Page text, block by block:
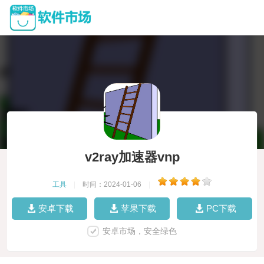
v2ray加速器vnp
工具 时间：2024-01-06
安卓下载 苹果下载 PC下载
安卓市场，安全绿色